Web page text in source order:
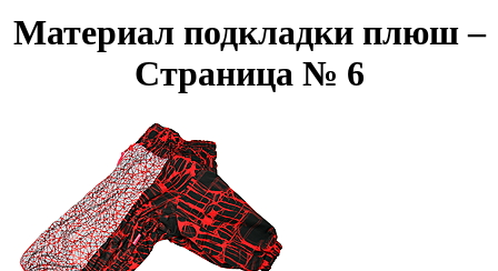
Материал подкладки плюш –
Страница № 6